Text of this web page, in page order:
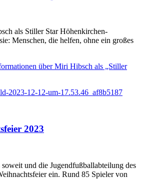
als Stiller Star Höhenkirchen-
Menschen, die helfen, ohne ein großes
über Miri Hibsch als „Stiller
2023
und die Jugendfußballabteilung des
ein. Rund 85 Spieler von